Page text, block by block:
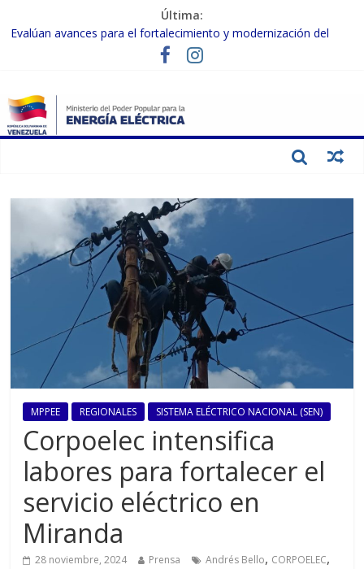
Última:
Evalúan avances para el fortalecimiento y modernización del
Inspeccionan trabajos de rehabilitación en instalaciones del SEN
Gobierno Nacional activa plan preventivo para fortalecer el SEN
ante el fenómeno de El Niño
Termocarabobo recupera el 50% de su capacidad de generación
MPPEE REGIONALES SISTEMA ELÉCTRICO NACIONAL (SEN)
Corpoelec intensifica
labores para fortalecer el
servicio eléctrico en
Miranda
28 noviembre, 2024 Prensa Andrés Bello, CORPOELEC,